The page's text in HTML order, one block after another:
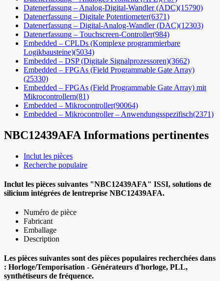
Datenerfassung – Analog-Digital-Wandler (ADC)(15790)
Datenerfassung – Digitale Potentiometer(6371)
Datenerfassung – Digital-Analog-Wandler (DAC)(12303)
Datenerfassung – Touchscreen-Controller(984)
Embedded – CPLDs (Komplexe programmierbare
Logikbausteine)(5034)
Embedded – DSP (Digitale Signalprozessoren)(3662)
Embedded – FPGAs (Field Programmable Gate Array)
(25330)
Embedded – FPGAs (Field Programmable Gate Array) mit
Mikrocontrollern(81)
Embedded – Mikrocontroller(90064)
Embedded – Mikrocontroller – Anwendungsspezifisch(2371)
NBC12439AFA Informations pertinentes
Inclut les pièces
Recherche populaire
Inclut les pièces suivantes "NBC12439AFA" ISSI, solutions de
silicium intégrées de lentreprise NBC12439AFA.
Numéro de pièce
Fabricant
Emballage
Description
Les pièces suivantes sont des pièces populaires recherchées dans
: Horloge/Temporisation - Générateurs d'horloge, PLL,
synthétiseurs de fréquence.